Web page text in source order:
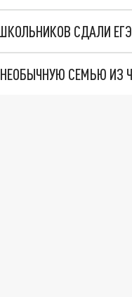
СДАЛИ
СЕМЬЮ ИЗ